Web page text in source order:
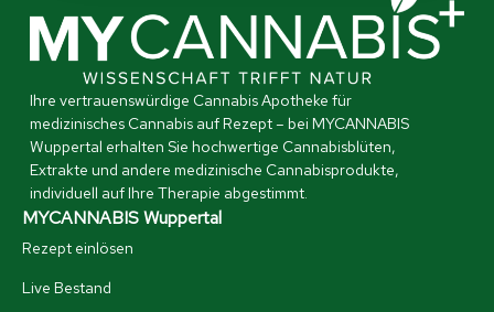
Ihre vertrauenswürdige Cannabis Apotheke für
medizinisches Cannabis auf Rezept – bei MYCANNABIS
Wuppertal erhalten Sie hochwertige Cannabisblüten,
Extrakte und andere medizinische Cannabisprodukte,
individuell auf Ihre Therapie abgestimmt.
MYCANNABIS Wuppertal
Rezept einlösen
Live Bestand